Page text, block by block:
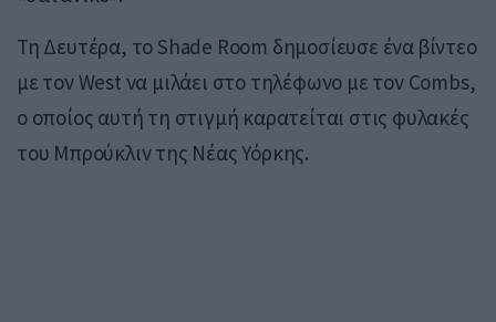
Τη Δευτέρα, το Shade Room δημοσίευσε ένα βίντεο
με τον West να μιλάει στο τηλέφωνο με τον Combs,
ο οποίος αυτή τη στιγμή καρατείται στις φυλακές
του Μπρούκλιν της Νέας Υόρκης.